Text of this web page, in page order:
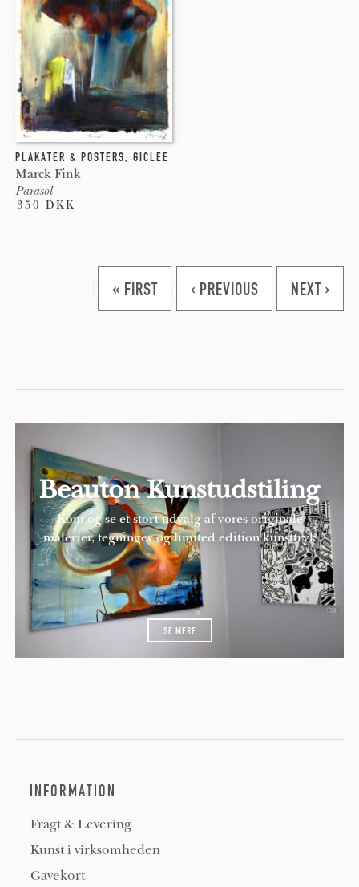
PLAKATER & POSTERS, GICLEE
Marck Fink
Parasol
350 DKK
« FIRST ‹ PREVIOUS NEXT ›
Beauton Kunstudstiling
Kom og se et stort udvalg af vores originale
malerier, tegninger og limited edition kunsttryk
SE MERE
INFORMATION
Fragt & Levering
Kunst i virksomheden
Gavekort